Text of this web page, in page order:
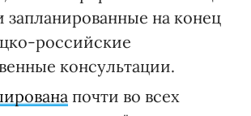
запланированные на конец
российские
консультации.
почти во всех